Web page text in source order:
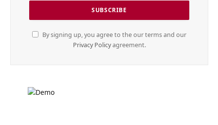
By signing up, you agree to the our terms and our
Privacy Policyagreement.